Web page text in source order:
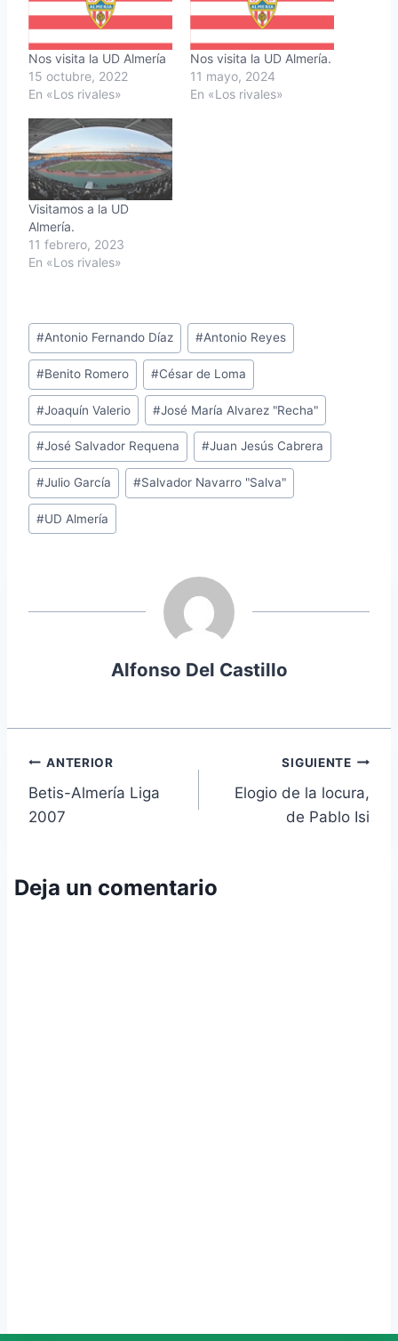
Nos visita la UD Almería
15 octubre, 2022
En «Los rivales»
Nos visita la UD Almería.
11 mayo, 2024
En «Los rivales»
Visitamos a la UD
Almería.
11 febrero, 2023
En «Los rivales»
Etiquetas
de
la
entrada:
#Antonio Fernando Díaz #Antonio Reyes
#Benito Romero #César de Loma
#Joaquín Valerio #José María Alvarez "Recha"
#José Salvador Requena #Juan Jesús Cabrera
#Julio García #Salvador Navarro "Salva"
#UD Almería
Alfonso Del Castillo
Navegación
de
ANTERIOR
Betis-Almería Liga
2007
SIGUIENTE
Elogio de la locura,
de Pablo Isi
Deja un comentario